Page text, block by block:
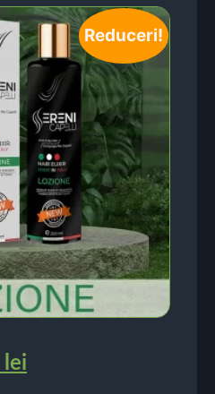
Reduceri!
lei